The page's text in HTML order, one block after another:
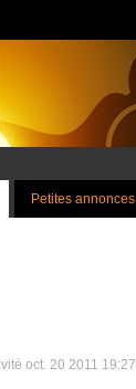
Petites annonces
oct. 20 2011 19:27